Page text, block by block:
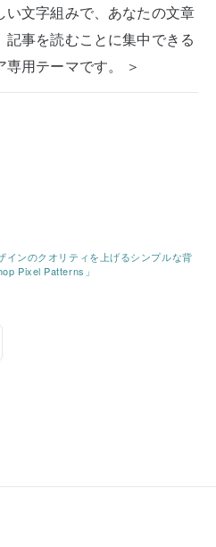
文字組みで、あなたの文章
事を読むことに集中できる
用テーマです。 ＞
インのクオリティを上げるシンプルな背
Pixel Patterns」